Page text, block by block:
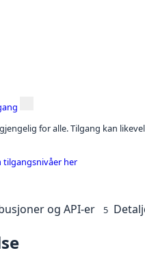
for alle. Tilgang kan
tilgangsnivåer her
og API-er 5